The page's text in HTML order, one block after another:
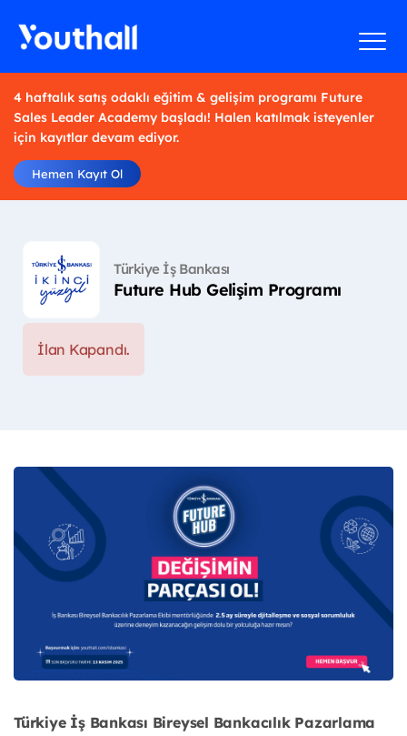
4 haftalık satış odaklı eğitim & gelişim programı Future
Sales Leader Academy başladı! Halen katılmak isteyenler
için kayıtlar devam ediyor.
Hemen Kayıt Ol
Türkiye İş Bankası
Future Hub Gelişim Programı
İlan Kapandı.
Türkiye İş Bankası Bireysel Bankacılık Pazarlama